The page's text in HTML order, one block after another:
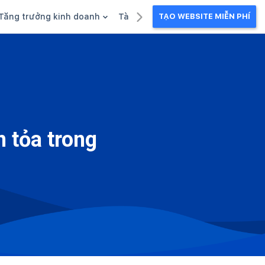
trưởng kinh doanh Tài liệu kinh doanhTẠO WEBSITE MIỄN PHÍ
tỏa trong